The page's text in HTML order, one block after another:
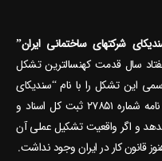
شرکتهای ساختمانی ایران”
شناخته می‎ شود با بیش از هفتاد سال قدمت کهنسال‎ترین تشکل
این تشکل را با نام “سندیکای
شرکتهای ساختمانی” تولد اسمی آن بدانیم، نامه شماره ۲۷۸۵۱ ثبت کل اسناد و
املاک تاریخ ۱۱ اسفند ۱۳۲۶ ه.ش را نشان می‎دهد و اگر واقعیت تشکیل عملی آن
قانون کار در ایران وجود نداشت.